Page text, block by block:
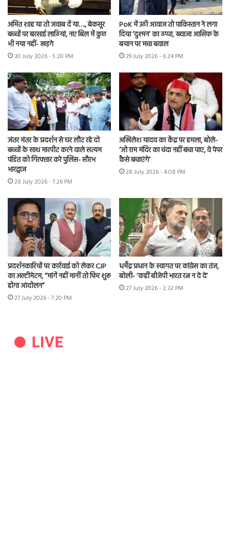
अमित शाह या तो जवाब दें या…., बेकसूर
बच्चों पर बरसाई लाठियां, नए बिल में कुछ
भी नया नहीं- खड़गे
30 July 2026 - 5:20 PM
PoK में उठी आवाज तो पाकिस्तान ने लगा
दिया ‘दुश्मन’ का ठप्पा, ख्वाजा आसिफ के
बयान पर मचा बवाल
29 July 2026 - 6:24 PM
जंतर मंतर के प्रदर्शन से घर लौट रहे दो
बच्चों के साथ मारपीट करने वाले सत्यम
पंडित को गिरफ्तार करे पुलिस- सौरभ
भारद्वाज
28 July 2026 - 7:26 PM
अखिलेश यादव का केंद्र पर हमला, बोले-
‘जो राम मंदिर का चंदा नहीं बचा पाए, वे पेपर
कैसे बचाएंगे’
28 July 2026 - 4:08 PM
प्रदर्शनकारियों पर कार्रवाई को लेकर CJP
का अल्टीमेटम, “मांगें नहीं मानीं तो फिर शुरू
होगा आंदोलन”
27 July 2026 - 7:20 PM
धर्मेंद्र प्रधान के स्वागत पर कांग्रेस का तंज,
बोली- ‘कहीं बीजेपी भारत रत्न न दे दे’
27 July 2026 - 2:32 PM